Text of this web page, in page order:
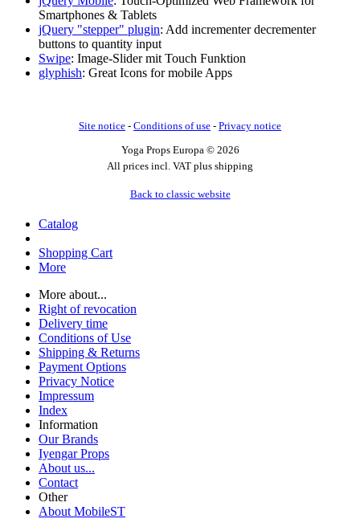
Smartphones & Tablets
jQuery "stepper" plugin: Add incrementer decrementer
buttons to quantity input
Swipe: Image-Slider mit Touch Funktion
glyphish: Great Icons for mobile Apps
Site notice - Conditions of use - Privacy notice
Yoga Props Europa © 2026
All prices incl. VAT plus shipping
Back to classic website
Catalog
Shopping Cart
More
More about...
Right of revocation
Delivery time
Conditions of Use
Shipping & Returns
Payment Options
Privacy Notice
Impressum
Index
Information
Our Brands
Iyengar Props
About us...
Contact
Other
About MobileST